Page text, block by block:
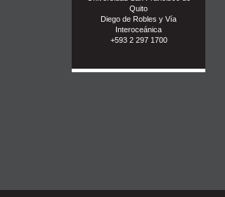
Quito
Diego de Robles y Vía
Interoceánica
+593 2 297 1700